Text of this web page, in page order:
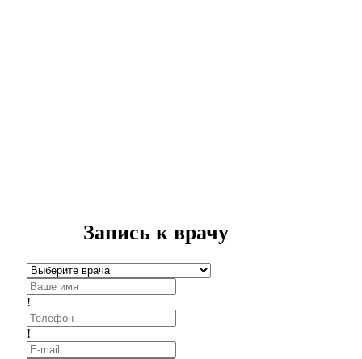
Запись к врачу
!
!